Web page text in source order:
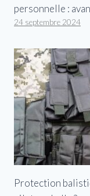
personnelle :
24 septembre 2024
Protection